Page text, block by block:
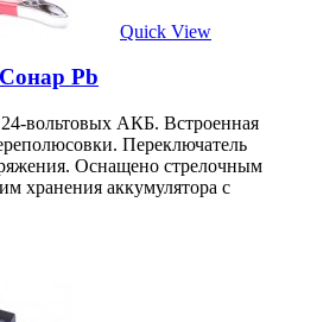
Quick View
Pb
24-вольтовых АКБ. Встроенная
Переключатель
Оснащено стрелочным
хранения аккумулятора с